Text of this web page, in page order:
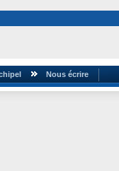
Nous écrire